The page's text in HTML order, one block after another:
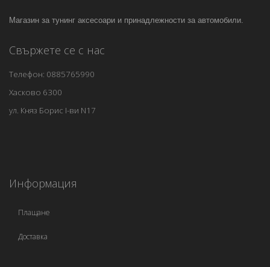
Магазин за тунинг аксесоари и принадлежности за автомобили.
Свържете се с нас
Телефон: 0885765990
Хасково 6300
ул. Княз Борис I-ви N17
Информация
Плащане
Доставка